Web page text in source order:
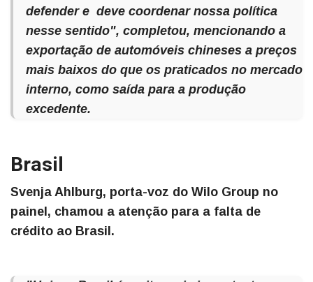
defender e deve coordenar nossa política
nesse sentido", completou, mencionando a
exportação de automóveis chineses a preços
mais baixos do que os praticados no mercado
interno, como saída para a produção
excedente.
Brasil
Svenja Ahlburg, porta-voz do Wilo Group no
painel, chamou a atenção para a falta de
crédito ao Brasil.